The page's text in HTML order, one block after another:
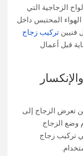
الزجاجية التي
المحتبس داخل
فنيين تركيب زجاج
قبل أعمال
تعرض الزجاج إلى
وضع الزجاج
تركيب زجاج